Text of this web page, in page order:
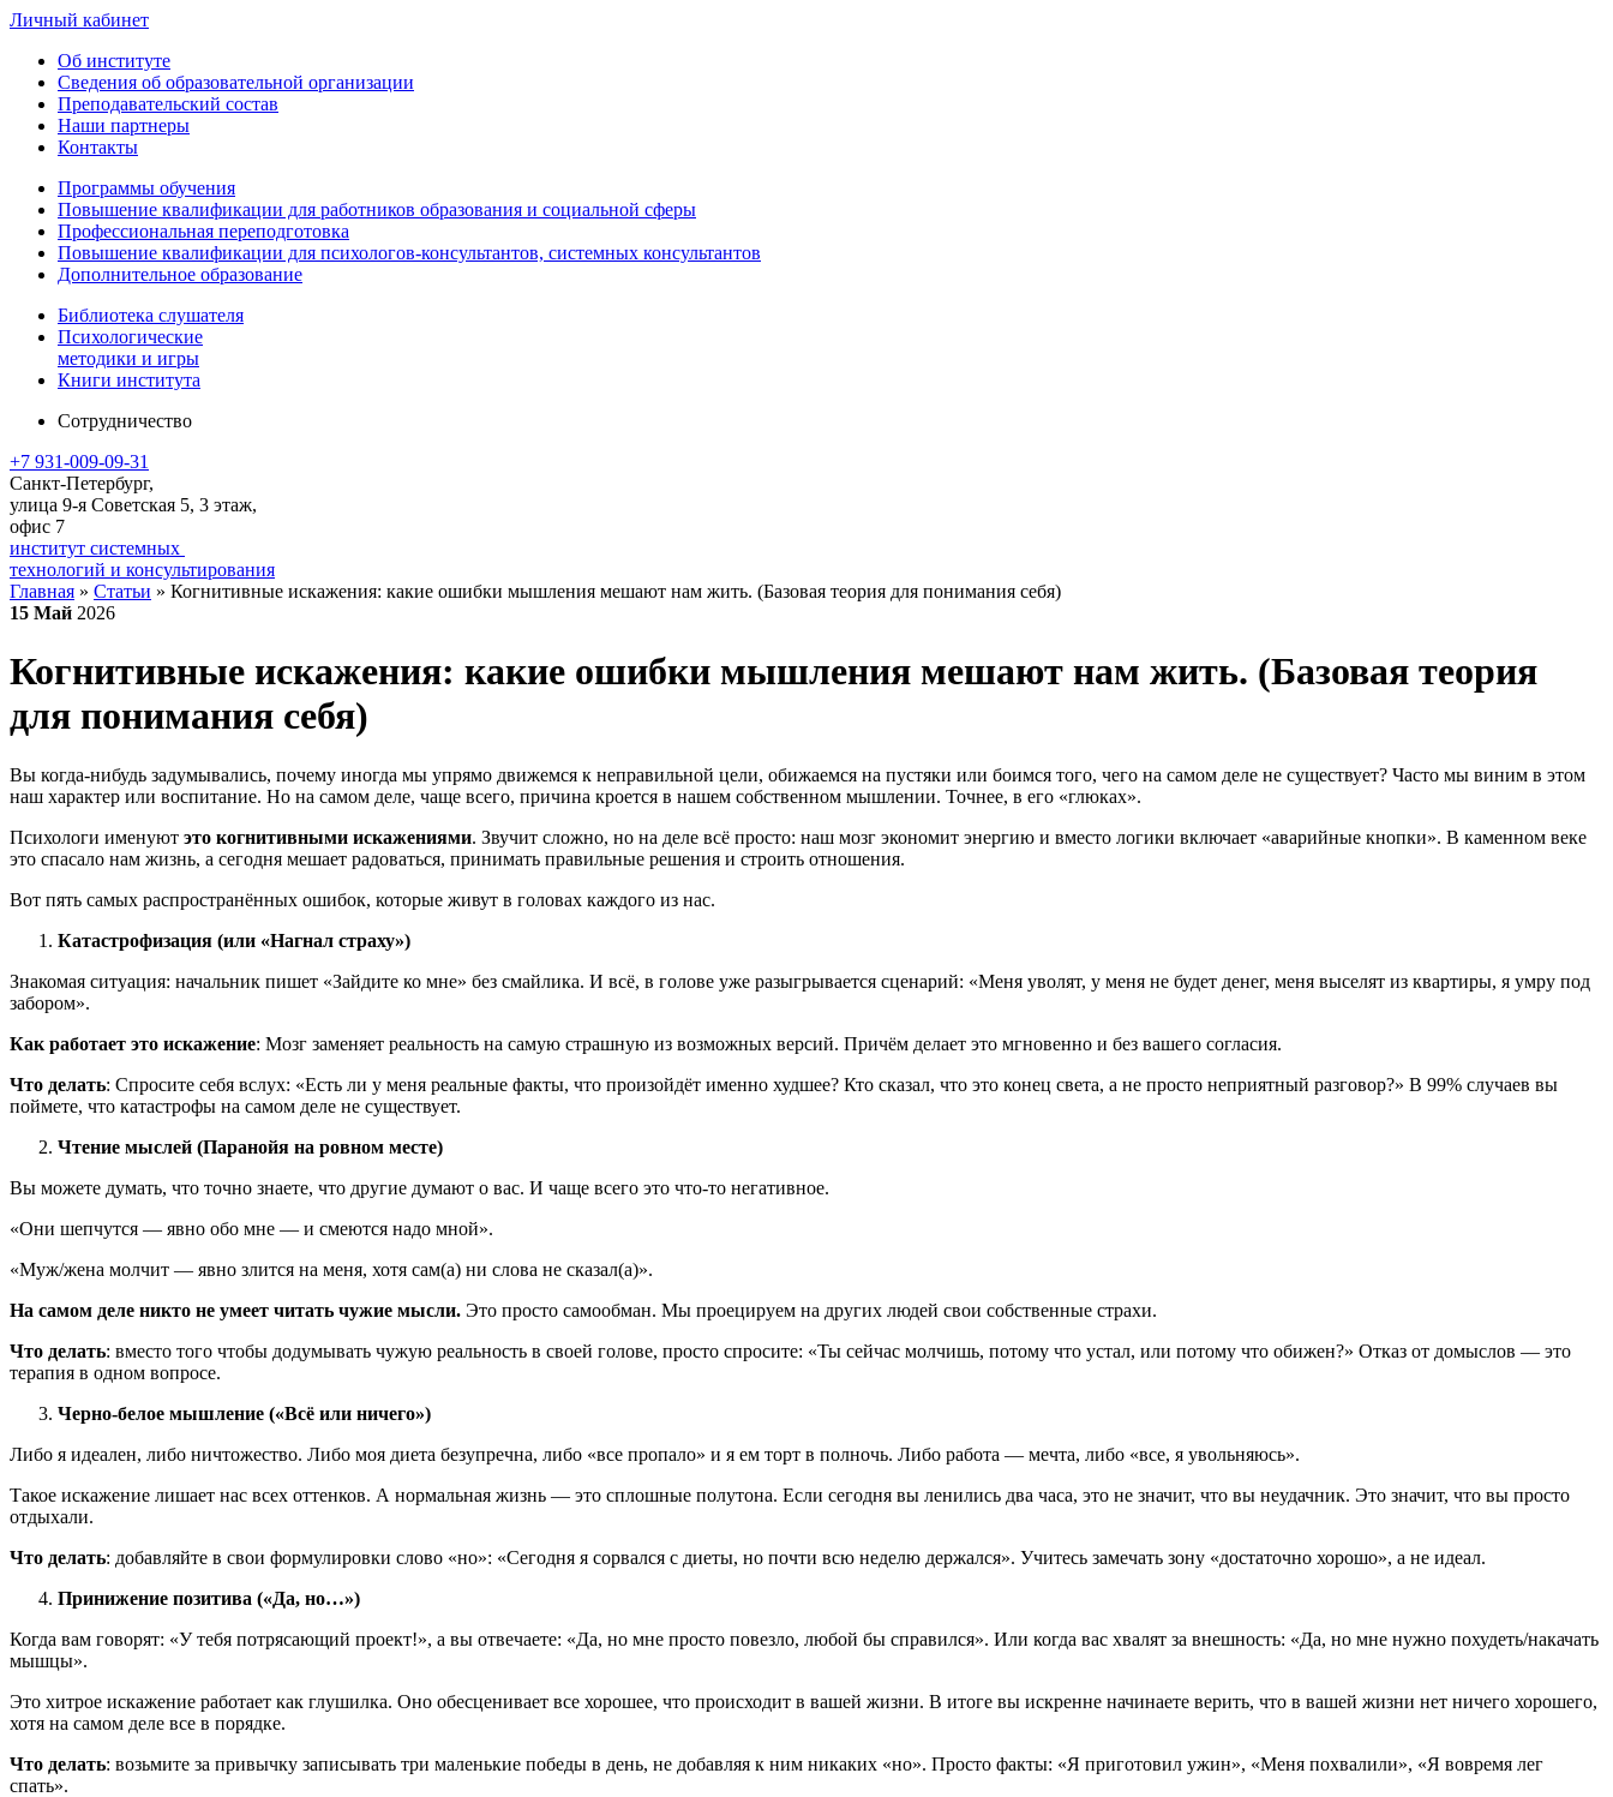
Личный кабинет
Об институте
Сведения об образовательной организации
Преподавательский состав
Наши партнеры
Контакты
Программы обучения
Повышение квалификации для работников образования и социальной сферы
Профессиональная переподготовка
Повышение квалификации для психологов-консультантов, системных консультантов
Дополнительное образование
Библиотека слушателя
Психологические
методики и игры
Книги института
Сотрудничество
+7 931-009-09-31
Санкт-Петербург,
улица 9-я Советская 5​, 3 этаж,
офис 7
институт системных
технологий и консультирования
Главная » Статьи » Когнитивные искажения: какие ошибки мышления мешают нам жить. (Базовая теория для понимания себя)
15 Май 2026
Когнитивные искажения: какие ошибки мышления мешают нам жить. (Базовая теория
для понимания себя)
Вы когда-нибудь задумывались, почему иногда мы упрямо движемся к неправильной цели, обижаемся на пустяки или боимся того, чего на самом деле не существует? Часто мы виним в этом
наш характер или воспитание. Но на самом деле, чаще всего, причина кроется в нашем собственном мышлении. Точнее, в его «глюках».
Психологи именуют это когнитивными искажениями. Звучит сложно, но на деле всё просто: наш мозг экономит энергию и вместо логики включает «аварийные кнопки». В каменном веке
это спасало нам жизнь, а сегодня мешает радоваться, принимать правильные решения и строить отношения.
Вот пять самых распространённых ошибок, которые живут в головах каждого из нас.
Катастрофизация (или «Нагнал страху»)
Знакомая ситуация: начальник пишет «Зайдите ко мне» без смайлика. И всё, в голове уже разыгрывается сценарий: «Меня уволят, у меня не будет денег, меня выселят из квартиры, я умру под
забором».
Как работает это искажение: Мозг заменяет реальность на самую страшную из возможных версий. Причём делает это мгновенно и без вашего согласия.
Что делать: Спросите себя вслух: «Есть ли у меня реальные факты, что произойдёт именно худшее? Кто сказал, что это конец света, а не просто неприятный разговор?» В 99% случаев вы
поймете, что катастрофы на самом деле не существует.
Чтение мыслей (Паранойя на ровном месте)
Вы можете думать, что точно знаете, что другие думают о вас. И чаще всего это что-то негативное.
«Они шепчутся — явно обо мне — и смеются надо мной».
«Муж/жена молчит — явно злится на меня, хотя сам(а) ни слова не сказал(а)».
На самом деле никто не умеет читать чужие мысли. Это просто самообман. Мы проецируем на других людей свои собственные страхи.
Что делать: вместо того чтобы додумывать чужую реальность в своей голове, просто спросите: «Ты сейчас молчишь, потому что устал, или потому что обижен?» Отказ от домыслов — это
терапия в одном вопросе.
Черно-белое мышление («Всё или ничего»)
Либо я идеален, либо ничтожество. Либо моя диета безупречна, либо «все пропало» и я ем торт в полночь. Либо работа — мечта, либо «все, я увольняюсь».
Такое искажение лишает нас всех оттенков. А нормальная жизнь — это сплошные полутона. Если сегодня вы ленились два часа, это не значит, что вы неудачник. Это значит, что вы просто
отдыхали.
Что делать: добавляйте в свои формулировки слово «но»: «Сегодня я сорвался с диеты, но почти всю неделю держался». Учитесь замечать зону «достаточно хорошо», а не идеал.
Принижение позитива («Да, но…»)
Когда вам говорят: «У тебя потрясающий проект!», а вы отвечаете: «Да, но мне просто повезло, любой бы справился». Или когда вас хвалят за внешность: «Да, но мне нужно похудеть/накачать
мышцы».
Это хитрое искажение работает как глушилка. Оно обесценивает все хорошее, что происходит в вашей жизни. В итоге вы искренне начинаете верить, что в вашей жизни нет ничего хорошего,
хотя на самом деле все в порядке.
Что делать: возьмите за привычку записывать три маленькие победы в день, не добавляя к ним никаких «но». Просто факты: «Я приготовил ужин», «Меня похвалили», «Я вовремя лег
спать».